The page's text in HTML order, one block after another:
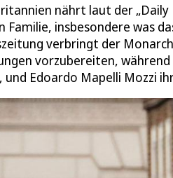
nährt laut der
insbesondere was
verbringt der
vorzubereiten,
und Edoardo Mapelli Mozzi